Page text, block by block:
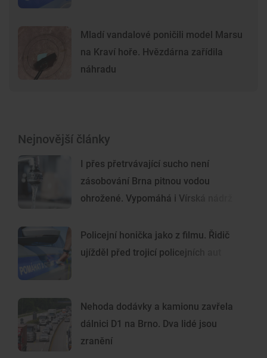
Mladí vandalové poničili model Marsu
na Kraví hoře. Hvězdárna zařídila
náhradu
Nejnovější články
I přes přetrvávající sucho není
zásobování Brna pitnou vodou
ohrožené. Vypomáhá i Vírská nádrž
Policejní honička jako z filmu. Řidič
ujížděl před trojicí policejních aut
Nehoda dodávky a kamionu zavřela
dálnici D1 na Brno. Dva lidé jsou
zranění